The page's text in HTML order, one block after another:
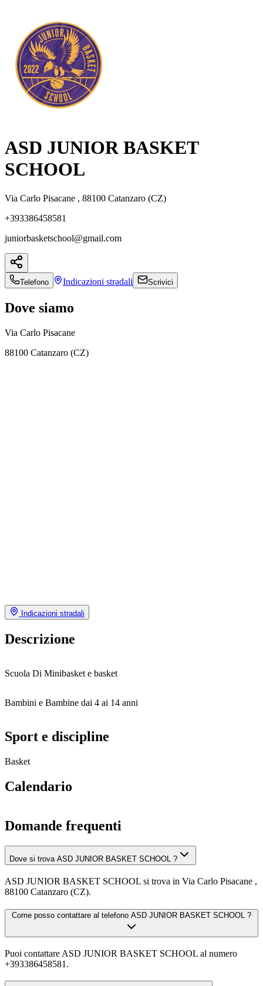
ASD JUNIOR BASKET
SCHOOL
Via Carlo Pisacane , 88100 Catanzaro (CZ)
+393386458581
juniorbasketschool@gmail.com
Telefono Indicazioni stradali Scrivici
Dove siamo
Via Carlo Pisacane
88100 Catanzaro (CZ)
Indicazioni stradali
Descrizione
Scuola Di Minibasket e basket
Bambini e Bambine dai 4 ai 14 anni
Sport e discipline
Basket
Calendario
Domande frequenti
Dove si trova ASD JUNIOR BASKET SCHOOL ?
ASD JUNIOR BASKET SCHOOL si trova in Via Carlo Pisacane ,
88100 Catanzaro (CZ).
Come posso contattare al telefono ASD JUNIOR BASKET SCHOOL ?
Puoi contattare ASD JUNIOR BASKET SCHOOL al numero
+393386458581.